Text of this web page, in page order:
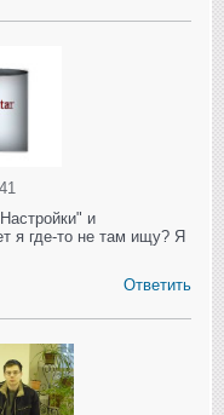
и
я где-то не там ищу? Я
Ответить